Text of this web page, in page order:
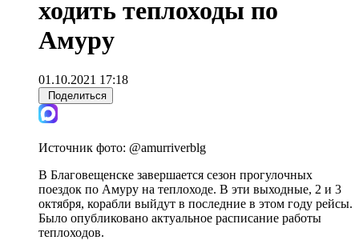
ходить теплоходы по
Амуру
01.10.2021 17:18
Поделиться
Источник фото: @amurriverblg
В Благовещенске завершается сезон прогулочных
поездок по Амуру на теплоходе. В эти выходные, 2 и 3
октября, корабли выйдут в последние в этом году рейсы.
Было опубликовано актуальное расписание работы
теплоходов.